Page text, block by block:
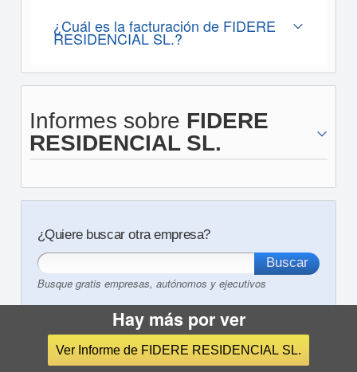
¿Cuál es la facturación de FIDERE
RESIDENCIAL SL.?
Informes sobre FIDERE
RESIDENCIAL SL.
¿Quiere buscar otra empresa?
Busque gratis empresas, autónomos y ejecutivos
Otros servicios de eInforma:
Informe comercial Nif empresas
Listado de mailing
Hay más por ver
Ver Informe de FIDERE RESIDENCIAL SL.